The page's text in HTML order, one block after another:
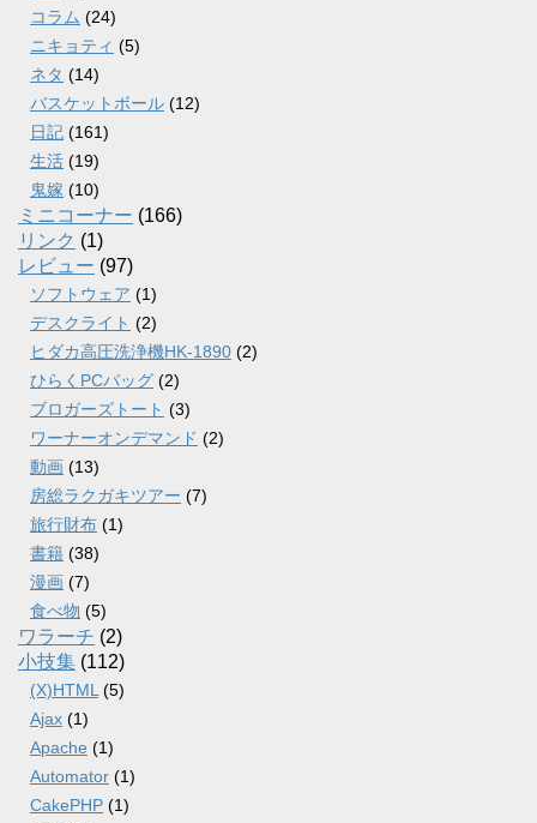
コラム (24)
ニキョティ (5)
ネタ (14)
バスケットボール (12)
日記 (161)
生活 (19)
鬼嫁 (10)
ミニコーナー (166)
リンク (1)
レビュー (97)
ソフトウェア (1)
デスクライト (2)
ヒダカ高圧洗浄機HK-1890 (2)
ひらくPCバッグ (2)
ブロガーズトート (3)
ワーナーオンデマンド (2)
動画 (13)
房総ラクガキツアー (7)
旅行財布 (1)
書籍 (38)
漫画 (7)
食べ物 (5)
ワラーチ (2)
小技集 (112)
(X)HTML (5)
Ajax (1)
Apache (1)
Automator (1)
CakePHP (1)